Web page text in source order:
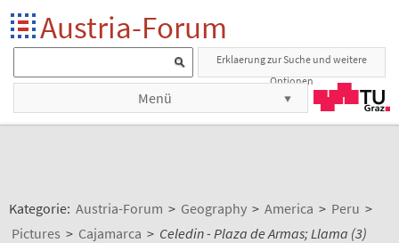
Austria-Forum
Erklaerung zur Suche und weitere
Optionen
Menü
Kategorie: Austria-Forum > Geography > America > Peru >
Pictures > Cajamarca > Celedin - Plaza de Armas; Llama (3)